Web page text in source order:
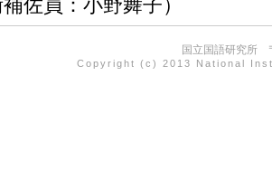
補佐員：小野舞子）
国立国語研究所
Copyright (c) 2013 National